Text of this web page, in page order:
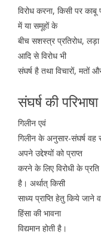
विरोध करना, किसी पर
में या समूहों के
बीच सशस्त्र प्रतिरोध, लड़ा
आदि से विरोध भी
संघर्ष है तथा विचारों, मतों
संघर्ष की परिभाषा
गिलीन एवं
गिलीन के अनुसार-संघर्ष वह
अपने उद्देश्यों को प्राप्त
करने के लिए विरोधी के
है। अर्थात् किसी
साध्य प्राप्ति हेतु किये जाने
हिंसा की भावना
विद्यमान होती है।